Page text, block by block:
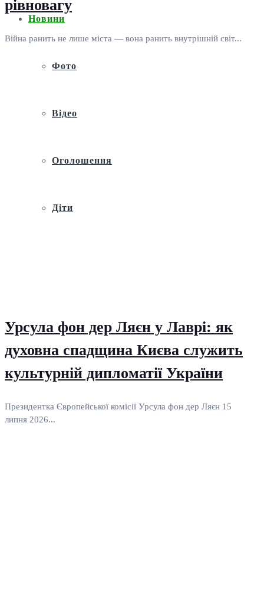
Новини
Фото
Відео
Оголошення
Діти
рівновагу
Війна ранить не лише міста — вона ранить внутрішній світ...
Урсула фон дер Ляєн у Лаврі: як
духовна спадщина Києва служить
культурній дипломатії України
Президентка Європейської комісії Урсула фон дер Ляєн 15
липня 2026...